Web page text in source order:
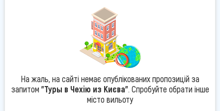
На жаль, на сайті немає опублікованих пропозицій за
запитом "Туры в Чехію из Києва". Спробуйте обрати інше
місто вильоту